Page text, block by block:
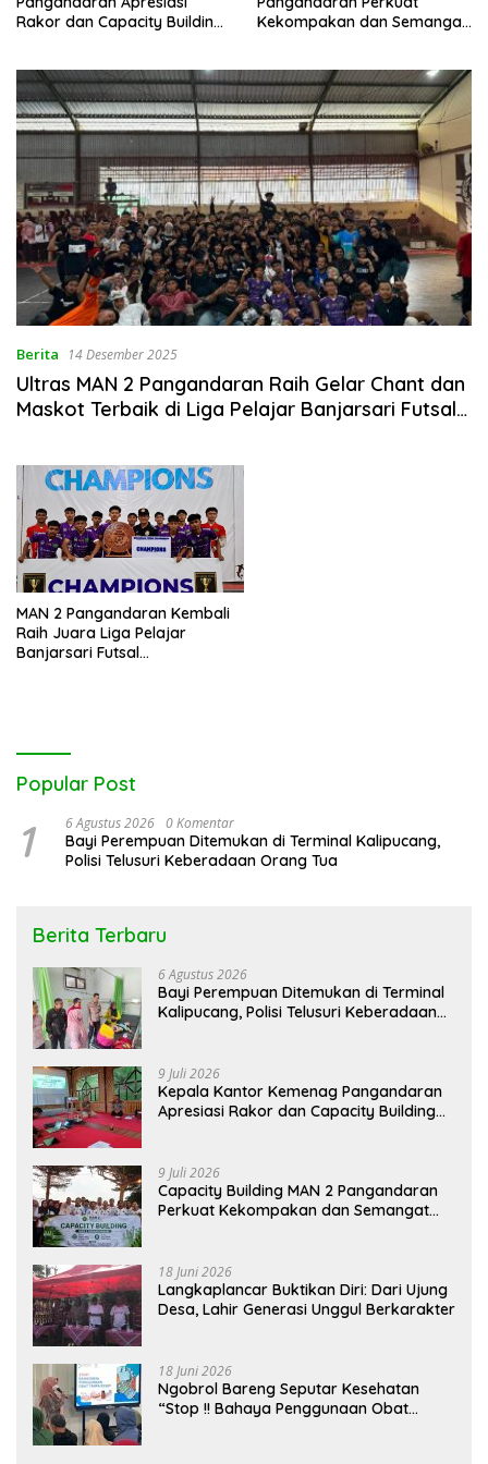
Rakor dan Capacity Building
Antar Lini
Kekompakan dan Semangat
Berita 14 Desember 2025
Ultras MAN 2 Pangandaran Raih Gelar Chant dan
Maskot Terbaik di Liga Pelajar Banjarsari Futsal
MAN 2 Pangandaran Kembali
Raih Juara Liga Pelajar
Banjarsari Futsal
Popular Post
1 6 Agustus 2026 0 Komentar
Bayi Perempuan Ditemukan di Terminal Kalipucang,
Polisi Telusuri Keberadaan Orang Tua
Berita Terbaru
6 Agustus 2026
Bayi Perempuan Ditemukan di Terminal
Kalipucang, Polisi Telusuri Keberadaan
9 Juli 2026
Kepala Kantor Kemenag Pangandaran
Apresiasi Rakor dan Capacity Building
9 Juli 2026
Capacity Building MAN 2 Pangandaran
Perkuat Kekompakan dan Semangat
18 Juni 2026
Langkaplancar Buktikan Diri: Dari Ujung
Desa, Lahir Generasi Unggul Berkarakter
18 Juni 2026
Ngobrol Bareng Seputar Kesehatan
“Stop !! Bahaya Penggunaan Obat